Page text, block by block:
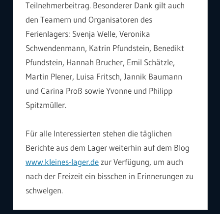
Teilnehmerbeitrag. Besonderer Dank gilt auch
den Teamern und Organisatoren des
Ferienlagers: Svenja Welle, Veronika
Schwendenmann, Katrin Pfundstein, Benedikt
Pfundstein, Hannah Brucher, Emil Schätzle,
Martin Plener, Luisa Fritsch, Jannik Baumann
und Carina Proß sowie Yvonne und Philipp
Spitzmüller.
Für alle Interessierten stehen die täglichen
Berichte aus dem Lager weiterhin auf dem Blog
www.kleines-lager.de zur Verfügung, um auch
nach der Freizeit ein bisschen in Erinnerungen zu
schwelgen.